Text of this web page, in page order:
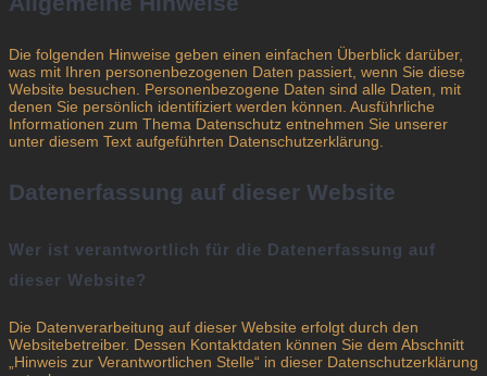
Die folgenden Hinweise geben einen einfachen Überblick darüber,
was mit Ihren personenbezogenen Daten passiert, wenn Sie diese
Website besuchen. Personenbezogene Daten sind alle Daten, mit
denen Sie persönlich identifiziert werden können. Ausführliche
Informationen zum Thema Datenschutz entnehmen Sie unserer
unter diesem Text aufgeführten Datenschutzerklärung.
Datenerfassung auf dieser Website
Wer ist verantwortlich für die Datenerfassung auf
dieser Website?
Die Datenverarbeitung auf dieser Website erfolgt durch den
Websitebetreiber. Dessen Kontaktdaten können Sie dem Abschnitt
„Hinweis zur Verantwortlichen Stelle“ in dieser Datenschutzerklärung